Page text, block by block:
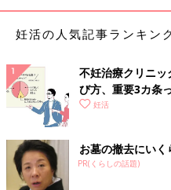
妊活の人気記事ランキン
不妊治療クリニ
び方、重要3カ条
妊活
お墓の撤去にい
PR(くらしの話題)